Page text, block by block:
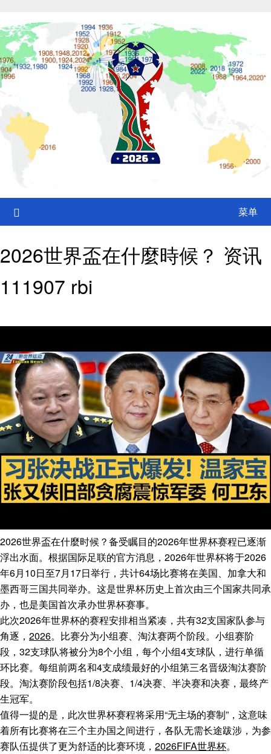
content
菜单
2026世界盃在什麼時候？ 资讯
111907 rbi
2026世界盃在什麼时候？备受瞩目的2026年世界杯赛程已逐渐
浮出水面。根据国际足联的官方消息，2026年世界杯将于2026
年6月10日至7月17日举行，共计64场比赛将在美国、加拿大和
墨西哥三国共同举办。这是世界杯历史上首次由三个国家共同承
办，也是美国首次承办世界杯赛事。
此次2026年世界杯的赛程安排相当紧凑，共有32支国家队参与
角逐， 2026。比赛分为小组赛、淘汰赛两个阶段。小组赛阶
段，32支球队将被分为8个小组，每个小组4支球队，进行单循
环比赛。每组前两名和4支成绩最好的小组第三名晋级淘汰赛阶
段。淘汰赛阶段包括1/8决赛、1/4决赛、半决赛和决赛，最终产
生冠军。
值得一提的是，此次世界杯赛程将采用“无主场的赛制”，这意味
着所有比赛将在三个主办国之间进行，各队无需长途跋涉，为参
赛队伍提供了更为舒适的比赛环境， 2026FIFA世界杯。